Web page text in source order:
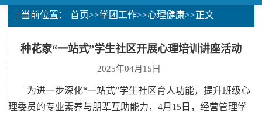
| 当前位置：首页>>学团工作>>心理健康>>正文
种花家“一站式”学生社区开展心理培训讲座活动
2025年04月15日
为进一步深化“一站式”学生社区育人功能，提升班级心
理委员的专业素养与朋辈互助能力，4月15日，经营管理学